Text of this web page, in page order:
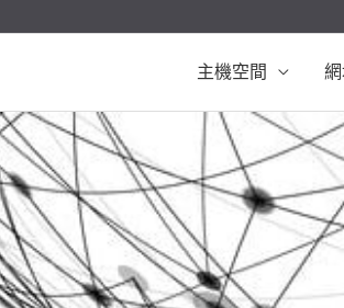
主機空間